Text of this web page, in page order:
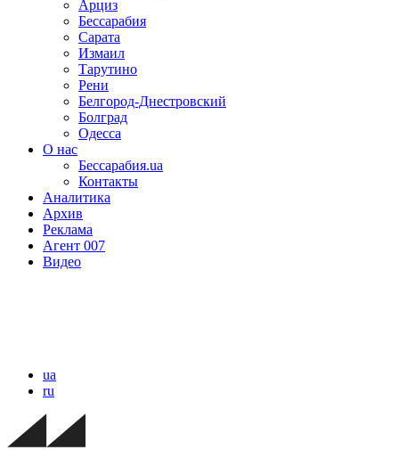
Арциз
Бессарабия
Сарата
Измаил
Тарутино
Рени
Белгород-Днестровский
Болград
Одесса
О нас
Бессарабия.ua
Контакты
Аналитика
Архив
Реклама
Агент 007
Видео
ua
ru